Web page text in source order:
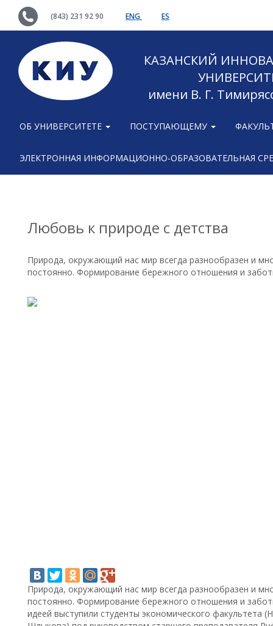
(843) 231 92 90 ENG ES
КАЗАНСКИЙ
имени В. Г.
ОБ УНИВЕРСИТЕТЕ ПОСТУПАЮЩЕМУ
ЭЛЕКТРОННАЯ ИНФОРМАЦИОННО-ОБРАЗОВАТЕЛЬНАЯ
Любовь к природе с детства
Природа, окружающий нас мир всегда разнообразен и
постоянно. Формирование бережного отношения и
Природа, окружающий нас мир всегда разнообразен и
постоянно. Формирование бережного отношения и
идеей выступили студенты экономического факультета